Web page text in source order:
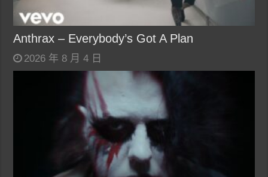
Anthrax – Everybody’s Got A Plan
2026 年 8 月 4 日